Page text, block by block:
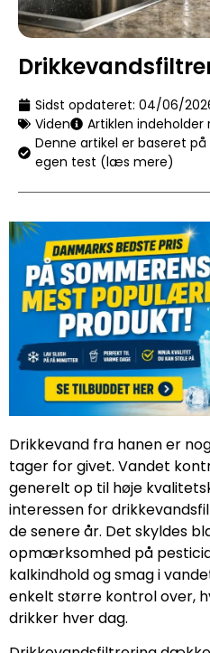
Sidst opdateret: 04/06/
Viden
Artiklen indeholder
Denne artikel er baseret
egen test (læs mere)
Drikkevand fra hanen er
tager for givet. Vandet
generelt op til høje
interessen for
de senere år. Det skyldes
opmærksomhed på
kalkindhold og smag i
enkelt større kontrol over,
drikker hver dag.